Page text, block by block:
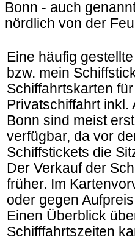
Bonn - auch
nördlich von der
Eine häufig
bzw. mein
Schiffahrtskarten
Privatschiffahrt
Bonn sind meist
verfügbar, da vor
Schiffstickets die
Der Verkauf der
früher. Im
oder gegen
Einen Überblick
Schifffahrtszeiten